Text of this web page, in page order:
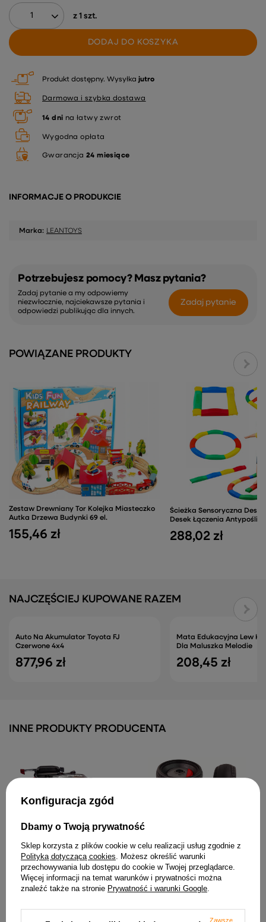
z 1 szt.
DODAJ DO KOSZYKA
Produkt dostępny Wysyłka jutro
Darmowa i szybka dostawa
14 dni na łatwy zwrot
Wygodna opłata
Gwarancja 24 miesiące
INFORMACJE O PRODUKCIE
Marka: LEANTOYS
Potrzebujesz pomocy? Masz pytania?
Zadaj pytanie a my odpowiemy
niezwłocznie, najciekawsze pytania i
odpowiedzi publikując dla innych.
Zadaj pytanie
POWIĄZANE PRODUKTY
Zestaw Drewniany Tor Kolejka Miasteczko
Autka Drzewa Budynki 69 el.
155,46 zł
Ścieżka Sensoryczna Deski
Desek Łączenia
288,02 zł
NAJCZĘŚCIEJ KUPOWANE RAZEM
Auto Na Akumulator Toyota FJ
Czerwone 4x4
877,96 zł
Mata Edukacyjna Lew
Dla Maluszka Melodie
208,45 zł
INNE PRODUKTY PRODUCENTA
Mercedes AMG GT3
Czerwony
914,55 zł
SX2118
111,01 zł
Konfiguracja zgód
Dbamy o Twoją prywatność
Sklep korzysta z plików cookie w celu realizacji usług zgodnie z
Polityką dotyczącą cookies . Możesz określić warunki
przechowywania lub dostępu do cookie w Twojej przeglądarce.
Więcej informacji na temat warunków i prywatności można
znaleźć także na stronie Prywatność i warunki Google
Zawsze